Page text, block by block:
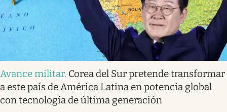
Avance militar. Corea del Sur pretende transformar
a este país de América Latina en potencia global
con tecnología de última generación